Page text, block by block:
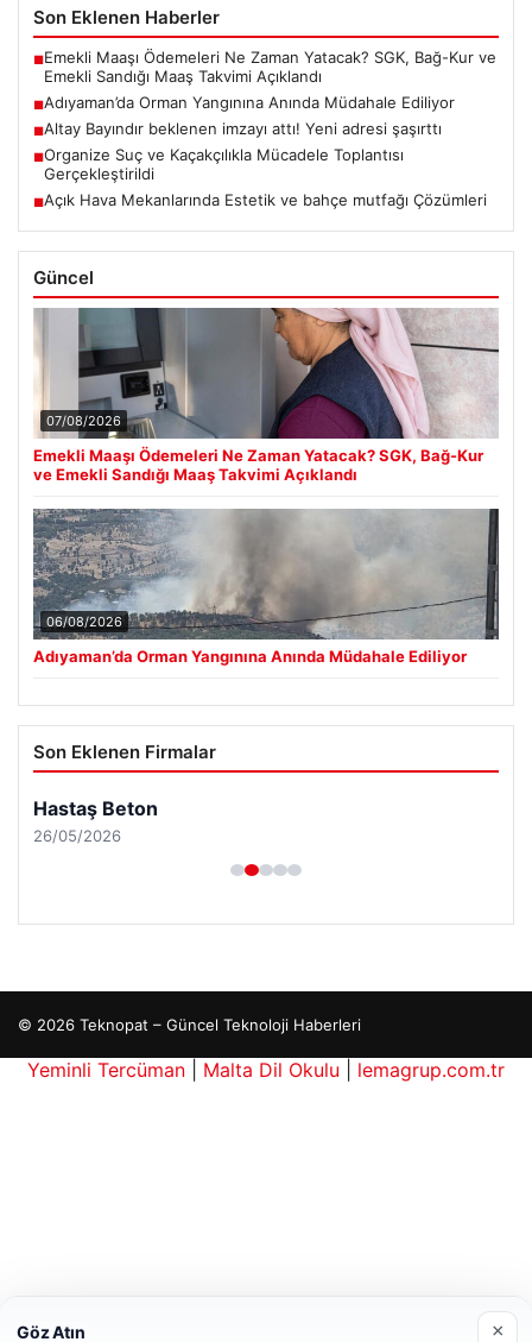
Son Eklenen Haberler
■Emekli Maaşı Ödemeleri Ne Zaman Yatacak? SGK, Bağ-Kur ve
Emekli Sandığı Maaş Takvimi Açıklandı
■Adıyaman’da Orman Yangınına Anında Müdahale Ediliyor
■Altay Bayındır beklenen imzayı attı! Yeni adresi şaşırttı
■Organize Suç ve Kaçakçılıkla Mücadele Toplantısı
Gerçekleştirildi
■Açık Hava Mekanlarında Estetik ve bahçe mutfağı Çözümleri
Güncel
07/08/2026
Emekli Maaşı Ödemeleri Ne Zaman Yatacak? SGK, Bağ-Kur
ve Emekli Sandığı Maaş Takvimi Açıklandı
06/08/2026
Adıyaman’da Orman Yangınına Anında Müdahale Ediliyor
Son Eklenen Firmalar
Hastaş Beton
26/05/2026
© 2026 Teknopat – Güncel Teknoloji Haberleri
Göz Atın ×
Yeminli Tercüman Malta Dil Okulu
lemagrup.com.tr